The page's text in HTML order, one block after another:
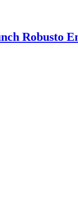
Robusto